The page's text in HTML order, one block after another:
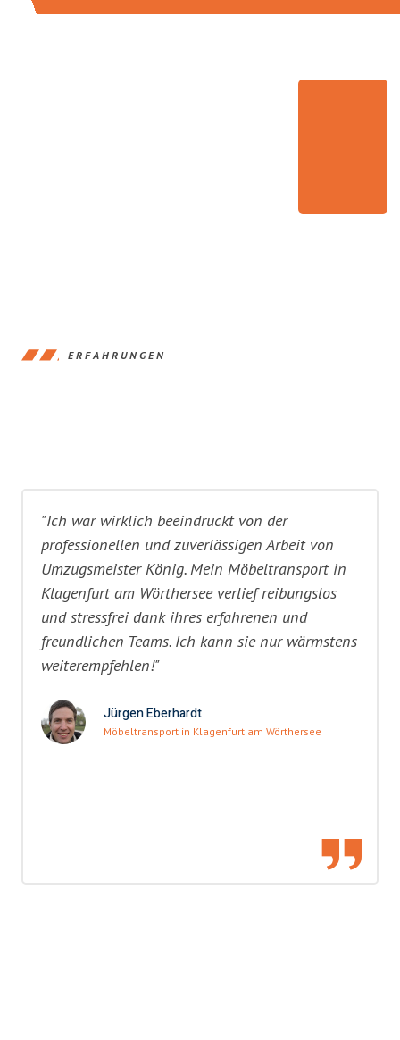
ERFAHRUNGEN
"Ich war wirklich beeindruckt von der
professionellen und zuverlässigen Arbeit von
Umzugsmeister König. Mein Möbeltransport in
Klagenfurt am Wörthersee verlief reibungslos
und stressfrei dank ihres erfahrenen und
freundlichen Teams. Ich kann sie nur wärmstens
weiterempfehlen!"
Jürgen Eberhardt
Möbeltransport in Klagenfurt am Wörthersee